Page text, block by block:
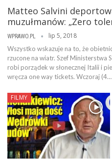
Matteo Salvini
muzułmanów: „Zero
WPRAWO.PL lip 5, 2018
Wszystko wskazuje na to, że
rzucone na wiatr. Szef Ministerstwa
robi porządek w słonecznej Italii i
wręcza one way tickets. Wczoraj (4…
FILMY